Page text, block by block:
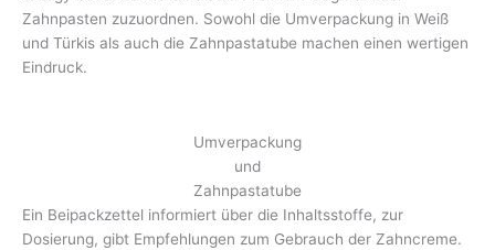
Zahnpasten zuzuordnen. Sowohl die Umverpackung in Weiß
und Türkis als auch die Zahnpastatube machen einen wertigen
Eindruck.
Umverpackung
und
Zahnpastatube
Ein Beipackzettel informiert über die Inhaltsstoffe, zur
Dosierung, gibt Empfehlungen zum Gebrauch der Zahncreme.